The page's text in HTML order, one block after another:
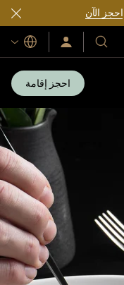
احجز الآن
فنادقنا
ومنتجعاتنا
سجّل
الدخول/
اللغات
احجز إقامة